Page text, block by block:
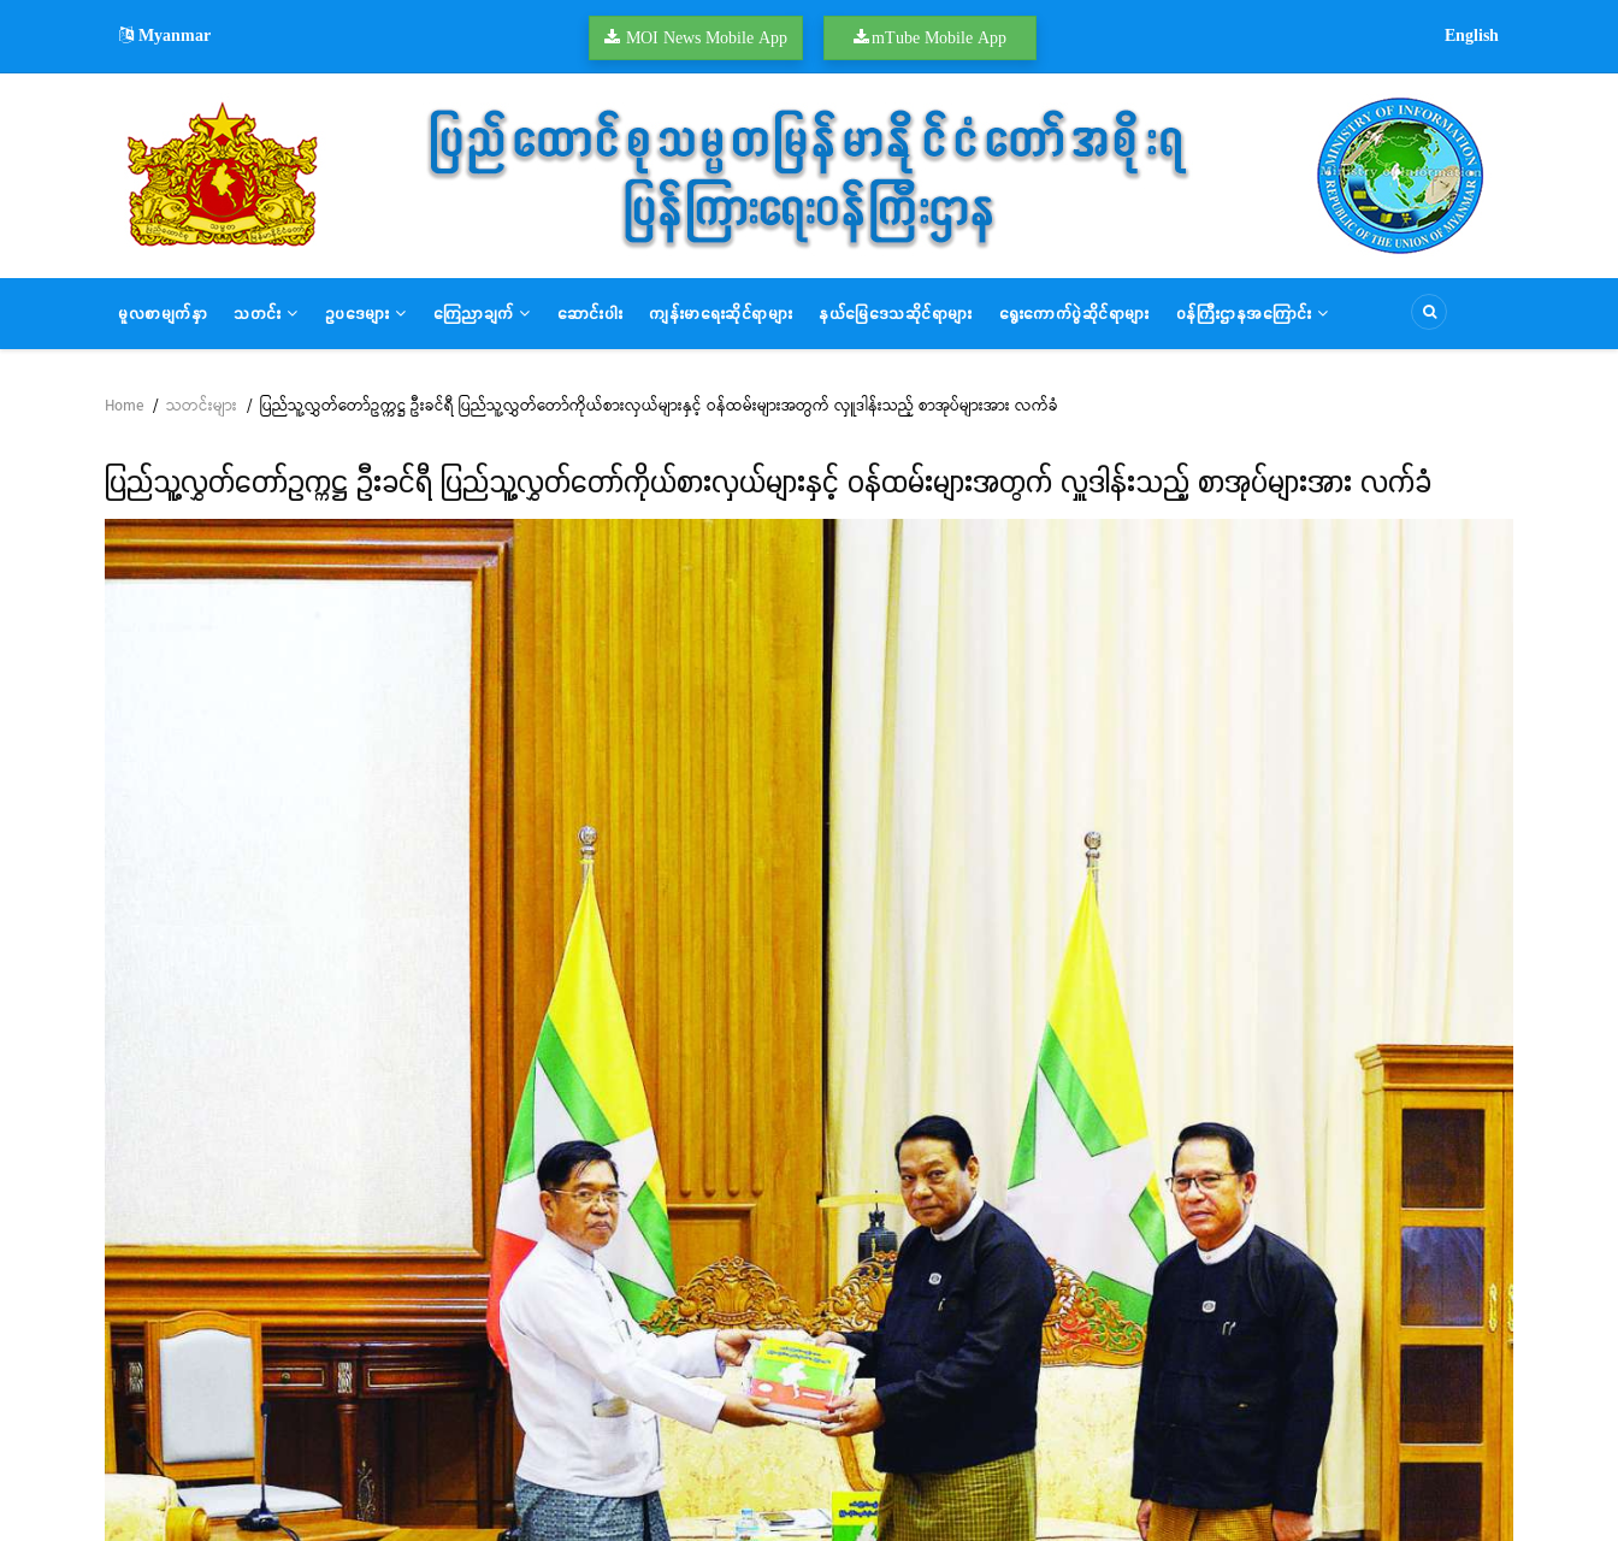
main
Myanmar MOI News Mobile App mTube Mobile App English
MAIN
NAVIGATION
မူလစာမျက်နှာ သတင်း ဥပဒေများ ကြေညာချက် ဆောင်းပါး ကျန်းမာရေးဆိုင်ရာများ နယ်မြေဒေသဆိုင်ရာများ ရွေးကောက်ပွဲဆိုင်ရာများ ဝန်ကြီးဌာနအကြောင်း
Breadcrumb
Home / သတင်းများ / ပြည်သူ့လွှတ်တော်ဥက္ကဋ္ဌ ဦးခင်ရီ ပြည်သူ့လွှတ်တော်ကိုယ်စားလှယ်များနှင့် ဝန်ထမ်းများအတွက် လှူဒါန်းသည့် စာအုပ်များအား လက်ခံ
ပြည်သူ့လွှတ်တော်ဥက္ကဋ္ဌ ဦးခင်ရီ ပြည်သူ့လွှတ်တော်ကိုယ်စားလှယ်များနှင့် ဝန်ထမ်းများအတွက် လှူဒါန်းသည့် စာအုပ်များအား လက်ခံ